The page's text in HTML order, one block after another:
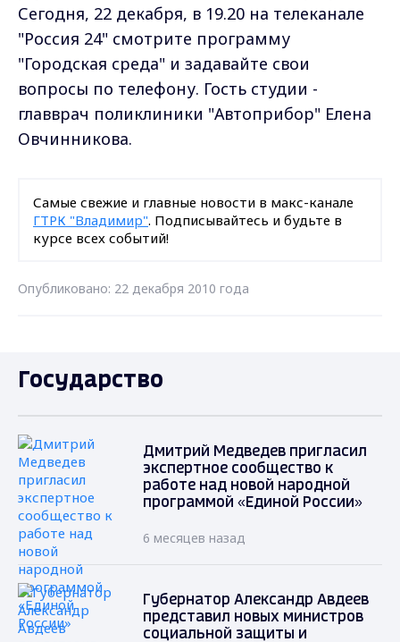
Сегодня, 22 декабря, в 19.20 на телеканале
"Россия 24" смотрите программу
"Городская среда" и задавайте свои
вопросы по телефону. Гость студии -
главврач поликлиники "Автоприбор" Елена
Овчинникова.
Самые свежие и главные новости в макс-канале
ГТРК "Владимир". Подписывайтесь и будьте в
курсе всех событий!
Опубликовано: 22 декабря 2010 года
Государство
Дмитрий Медведев пригласил
экспертное сообщество к
работе над новой народной
программой «Единой России»
6 месяцев назад
Губернатор Александр Авдеев
представил новых министров
социальной защиты и